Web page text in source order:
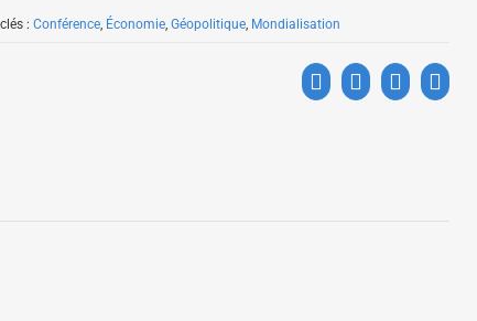
: Conférence, Économie, Géopolitique, Mondialisation
Facebook
X LinkedIn
Email